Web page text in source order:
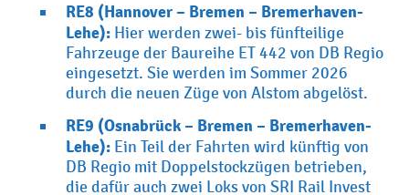
RE8 (Hannover – Bremen – Bremerhaven-
Lehe): Hier werden zwei- bis fünfteilige
Fahrzeuge der Baureihe ET 442 von DB Regio
eingesetzt. Sie werden im Sommer 2026
durch die neuen Züge von Alstom abgelöst.
RE9 (Osnabrück – Bremen – Bremerhaven-
Lehe): Ein Teil der Fahrten wird künftig von
DB Regio mit Doppelstockzügen betrieben,
die dafür auch zwei Loks von SRI Rail Invest